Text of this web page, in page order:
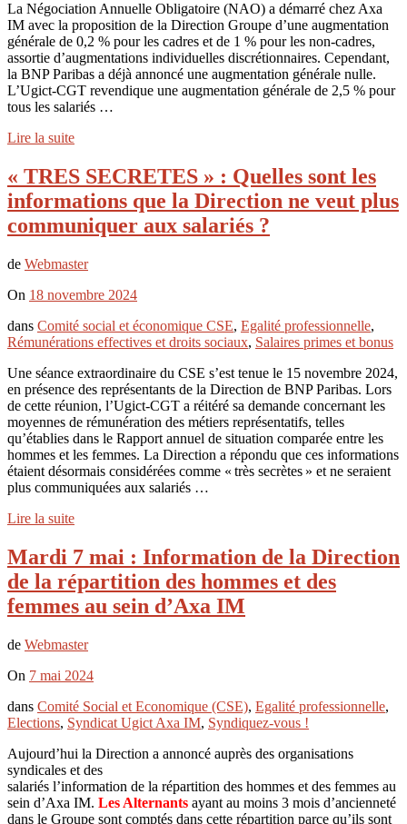
La Négociation Annuelle Obligatoire (NAO) a démarré chez Axa
IM avec la proposition de la Direction Groupe d’une augmentation
générale de 0,2 % pour les cadres et de 1 % pour les non-cadres,
assortie d’augmentations individuelles discrétionnaires. Cependant,
la BNP Paribas a déjà annoncé une augmentation générale nulle.
L’Ugict-CGT revendique une augmentation générale de 2,5 % pour
tous les salariés …
Lire la suite
« TRES SECRETES » : Quelles sont les
informations que la Direction ne veut plus
communiquer aux salariés ?
de Webmaster
On 18 novembre 2024
dans Comité social et économique CSE, Egalité professionnelle,
Rémunérations effectives et droits sociaux, Salaires primes et bonus
Une séance extraordinaire du CSE s’est tenue le 15 novembre 2024,
en présence des représentants de la Direction de BNP Paribas. Lors
de cette réunion, l’Ugict-CGT a réitéré sa demande concernant les
moyennes de rémunération des métiers représentatifs, telles
qu’établies dans le Rapport annuel de situation comparée entre les
hommes et les femmes. La Direction a répondu que ces informations
étaient désormais considérées comme « très secrètes » et ne seraient
plus communiquées aux salariés …
Lire la suite
Mardi 7 mai : Information de la Direction
de la répartition des hommes et des
femmes au sein d’Axa IM
de Webmaster
On 7 mai 2024
dans Comité Social et Economique (CSE), Egalité professionnelle,
Elections, Syndicat Ugict Axa IM, Syndiquez-vous !
Aujourd’hui la Direction a annoncé auprès des organisations
syndicales et des
salariés l’information de la répartition des hommes et des femmes au
sein d’Axa IM. Les Alternants ayant au moins 3 mois d’ancienneté
dans le Groupe sont comptés dans cette répartition parce qu’ils sont